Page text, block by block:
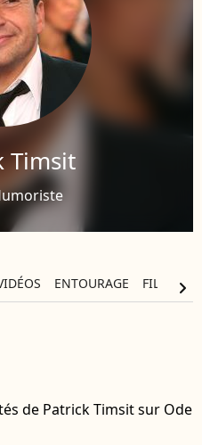
Timsit
ENTOURAGE chevron_right
de Patrick Timsit sur Ode